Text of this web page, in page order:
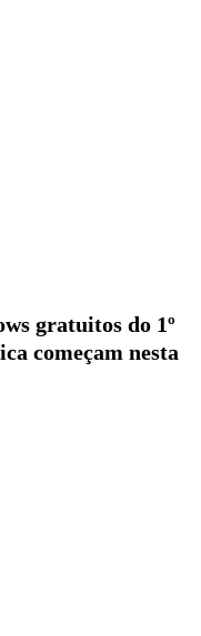
gratuitos do 1º
começam nesta